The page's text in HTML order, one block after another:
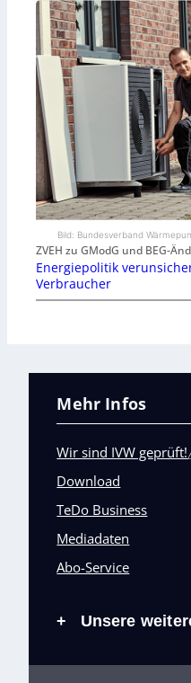
Bild: Bundesverband
ZVEH zu GModG und BEG-
Energiepolitik
Verbraucher
Mehr Infos
Wir sind IVW geprüft!
Download
TeDo Business
Mediadaten
Abo-Service
+ Unsere